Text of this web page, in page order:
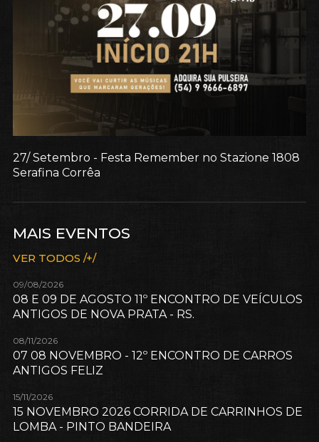
27/Setembro - Festa Remember no Stazione 1808
Serafina Corrêa
MAIS EVENTOS
VER TODOS /+/
09/08/2026
08 E 09 DE AGOSTO 11º ENCONTRO DE VEÍCULOS
ANTIGOS DE NOVA PRATA - RS.
08/11/2026
07 08 NOVEMBRO - 12º ENCONTRO DE CARROS
ANTIGOS FELIZ
15/11/2026
15 NOVEMBRO 2026 CORRIDA DE CARRINHOS DE
LOMBA - PINTO BANDEIRA